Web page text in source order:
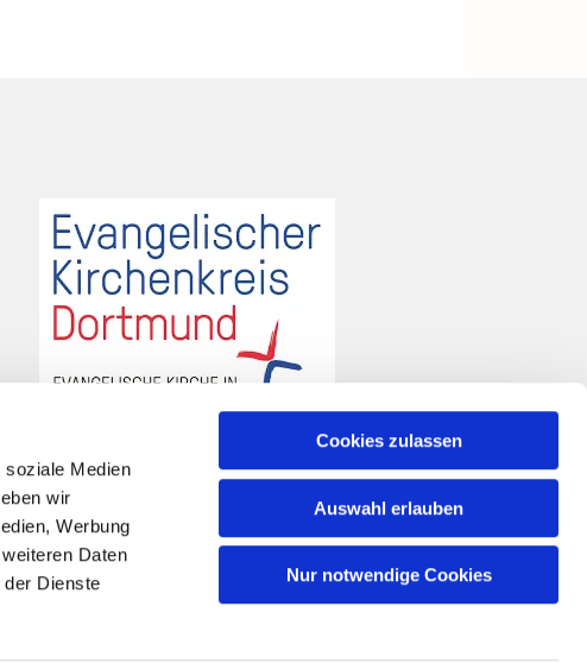
soziale Medien
wir
Werbung
Daten
Dienste
Cookies zulassen
Auswahl erlauben
Nur notwendige Cookies